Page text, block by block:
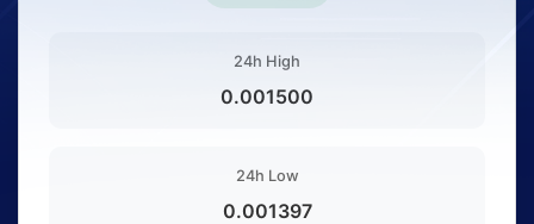
24h High
0.001500
24h Low
0.001397